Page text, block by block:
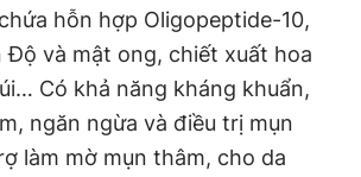
hỗn hợp Oligopeptide-10,
Độ và mật ong, chiết xuất hoa
Có khả năng kháng khuẩn,
ngăn ngừa và điều trị mụn
làm mờ mụn thâm, cho da